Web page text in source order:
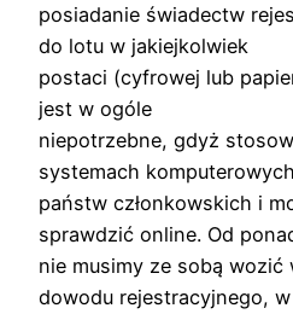
posiadanie świadectw
do lotu w jakiejkolwiek
postaci (cyfrowej lub
jest w ogóle
niepotrzebne, gdyż
systemach
państw członkowskich i
sprawdzić online. Od
nie musimy ze sobą wozić
dowodu rejestracyjnego,